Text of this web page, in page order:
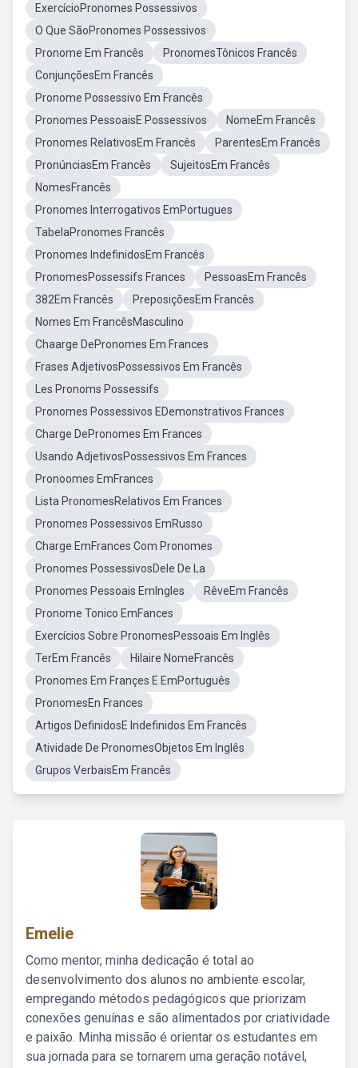
ExercícioPronomes Possessivos
O Que SãoPronomes Possessivos
Pronome Em Francês
PronomesTônicos Francês
ConjunçõesEm Francês
Pronome Possessivo Em Francês
Pronomes PessoaisE Possessivos
NomeEm Francês
Pronomes RelativosEm Francês
ParentesEm Francês
PronúnciasEm Francês
SujeitosEm Francês
NomesFrancês
Pronomes Interrogativos EmPortugues
TabelaPronomes Francês
Pronomes IndefinidosEm Francês
PronomesPossessifs Frances
PessoasEm Francês
382Em Francês
PreposiçõesEm Francês
Nomes Em FrancêsMasculino
Chaarge DePronomes Em Frances
Frases AdjetivosPossessivos Em Francês
Les Pronoms Possessifs
Pronomes Possessivos EDemonstrativos Frances
Charge DePronomes Em Frances
Usando AdjetivosPossessivos Em Frances
Pronoomes EmFrances
Lista PronomesRelativos Em Frances
Pronomes Possessivos EmRusso
Charge EmFrances Com Pronomes
Pronomes PossessivosDele De La
Pronomes Pessoais EmIngles
RêveEm Francês
Pronome Tonico EmFances
Exercícios Sobre PronomesPessoais Em Inglês
TerEm Francês
Hilaire NomeFrancês
Pronomes Em Françes E EmPortuguês
PronomesEn Frances
Artigos DefinidosE Indefinidos Em Francês
Atividade De PronomesObjetos Em Inglês
Grupos VerbaisEm Francês
Emelie
Como mentor, minha dedicação é total ao
desenvolvimento dos alunos no ambiente escolar,
empregando métodos pedagógicos que priorizam
conexões genuínas e são alimentados por criatividade
e paixão. Minha missão é orientar os estudantes em
sua jornada para se tornarem uma geração notável,